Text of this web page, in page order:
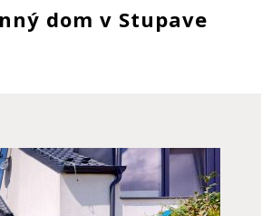
dom v Stupave